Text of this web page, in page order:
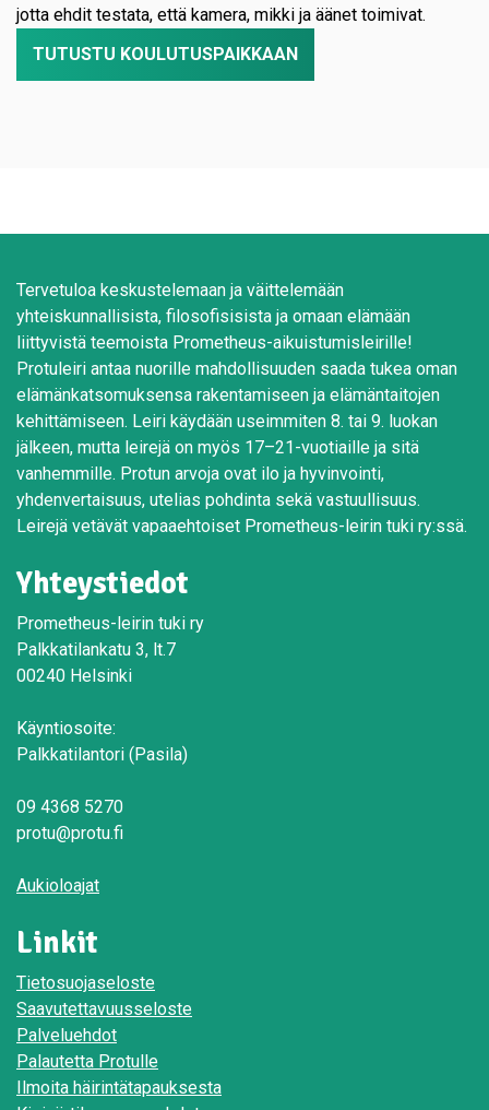
jotta ehdit testata, että kamera, mikki ja äänet toimivat.
TUTUSTU KOULUTUSPAIKKAAN
Tervetuloa keskustelemaan ja väittelemään
yhteiskunnallisista, filosofisisista ja omaan elämään
liittyvistä teemoista Prometheus-aikuistumisleirille!
Protuleiri antaa nuorille mahdollisuuden saada tukea oman
elämänkatsomuksensa rakentamiseen ja elämäntaitojen
kehittämiseen. Leiri käydään useimmiten 8. tai 9. luokan
jälkeen, mutta leirejä on myös 17–21-vuotiaille ja sitä
vanhemmille. Protun arvoja ovat ilo ja hyvinvointi,
yhdenvertaisuus, utelias pohdinta sekä vastuullisuus.
Leirejä vetävät vapaaehtoiset Prometheus-leirin tuki ry:ssä.
Yhteystiedot
Prometheus-leirin tuki ry
Palkkatilankatu 3, lt.7
00240 Helsinki
Käyntiosoite:
Palkkatilantori (Pasila)
09 4368 5270
protu@protu.fi
Aukioloajat
Linkit
Tietosuojaseloste
Saavutettavuusseloste
Palveluehdot
Palautetta Protulle
Ilmoita häirintätapauksesta